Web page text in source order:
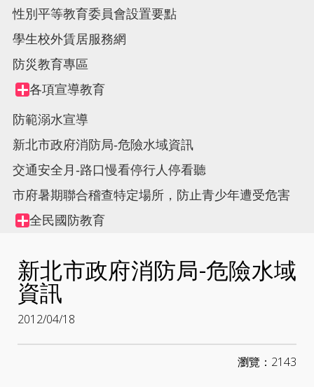
性別平等教育委員會設置要點
學生校外賃居服務網
防災教育專區
Collapse
node
各項宣導教育
防範溺水宣導
新北市政府消防局-危險水域資訊
交通安全月-路口慢看停行人停看聽
市府暑期聯合稽查特定場所，防止青少年遭受危害
Collapse
全民國防教育
新北市政府消防局-危險水域
資訊
2012/04/18
瀏覽：2143